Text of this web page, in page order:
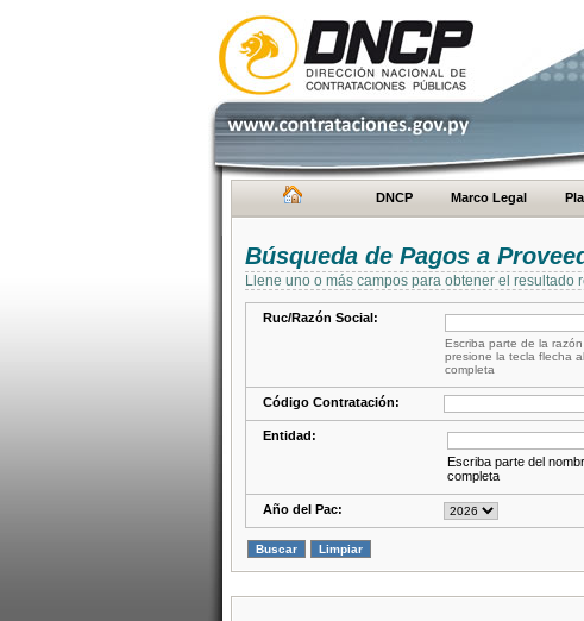
DNCP Marco Legal
Búsqueda de Pagos a
Llene uno o más campos para obtener el resultado
Ruc/Razón Social:
Escriba parte de la
presione la tecla flecha
completa
Código Contratación:
Entidad:
Escriba parte del
completa
Año del Pac: